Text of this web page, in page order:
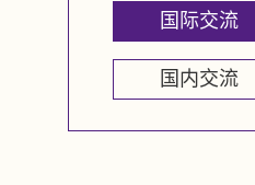
国际交流
国内交流